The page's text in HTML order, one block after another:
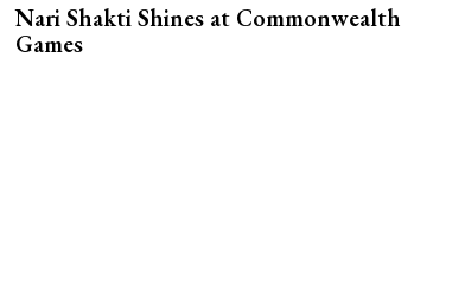
Nari Shakti Shines at Commonwealth
Games